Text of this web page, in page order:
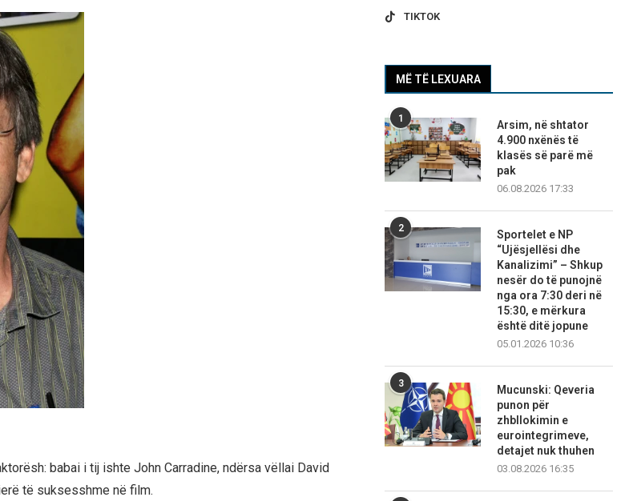
babai i tij ishte John Carradine, ndërsa vëllai David
të suksesshme në film.
TIKTOK
MË TË LEXUARA
1
Arsim, në shtator
4.900 nxënës të
klasës së parë më
pak
06.08.2026 17:33
2
Sportelet e NP
“Ujësjellësi dhe
Kanalizimi” – Shkup
nesër do të punojnë
nga ora 7:30 deri në
15:30, e mërkura
është ditë jopune
05.01.2026 10:36
3
Mucunski: Qeveria
punon për
zhbllokimin e
eurointegrimeve,
detajet nuk thuhen
03.08.2026 16:35